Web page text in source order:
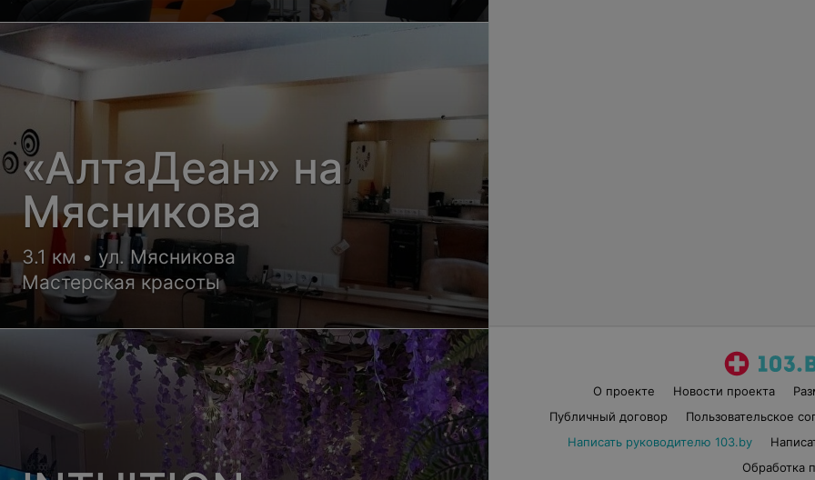
О проекте Новости проекта
Публичный договор
Пользовательское
Написать руководителю 103.by
Обработка
«АлтаДеан» на
Мясникова
3.1 км • ул. Мясникова
Мастерская красоты